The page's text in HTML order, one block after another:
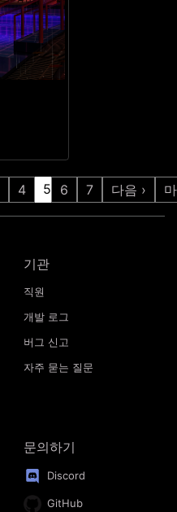
4 5 6 7 다음 ›
기관
직원
개발 로그
버그 신고
자주 묻는 질문
문의하기
Discord
GitHub